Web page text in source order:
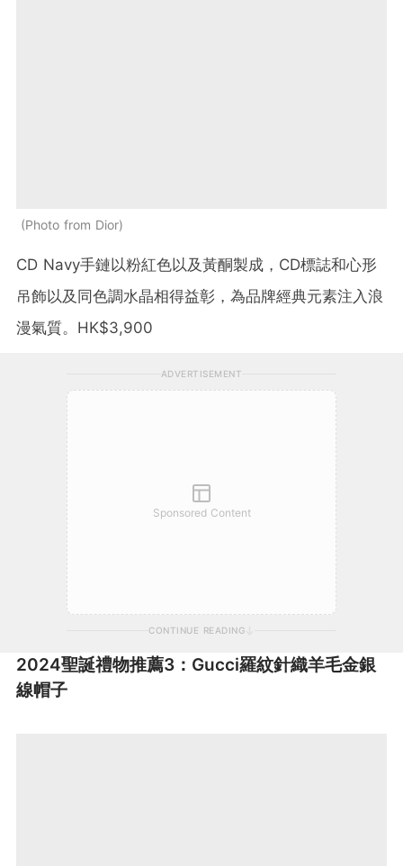
Photo from Dior
CD Navy手鏈以粉紅色以及黃酮製成，CD標誌和心形
吊飾以及同色調水晶相得益彰，為品牌經典元素注入浪
漫氣質。HK$3,900
ADVERTISEMENT
Sponsored Content
CONTINUE READING
2024聖誕禮物推薦3：Gucci羅紋針織羊毛金銀
線帽子